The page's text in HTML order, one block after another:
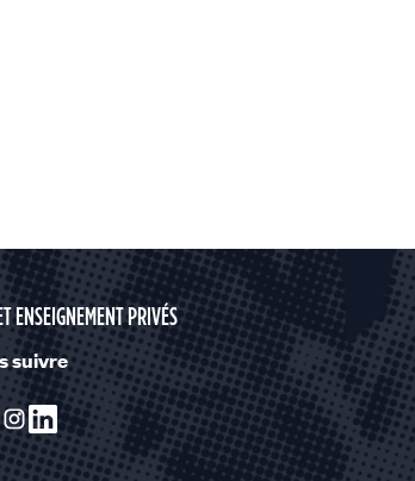
ENSEIGNEMENT PRIVÉS
suivre